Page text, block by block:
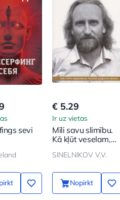
sevi
€ 5.29
Ir uz vietas
Mīli savu slimību.
Kā kļūt veselam,
prieku
SINELNIKOV V.V.
Nopirkt